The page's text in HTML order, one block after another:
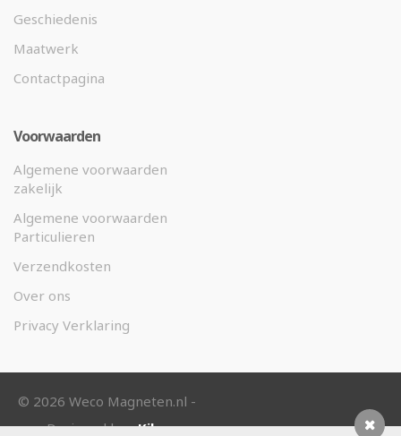
Geschiedenis
Maatwerk
Contactpagina
Voorwaarden
Algemene voorwaarden
zakelijk
Algemene voorwaarden
Particulieren
Verzendkosten
Over ons
Privacy Verklaring
© 2026 Weco Magneten.nl -
Designed byeKibo